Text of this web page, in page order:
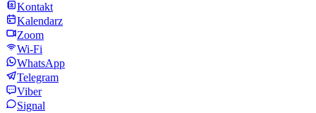
Kontakt
Kalendarz
Zoom
Wi-Fi
WhatsApp
Telegram
Viber
Signal